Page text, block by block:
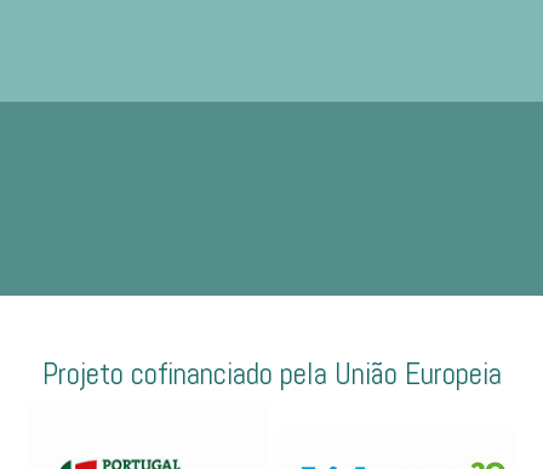
Projeto cofinanciado pela União Europeia